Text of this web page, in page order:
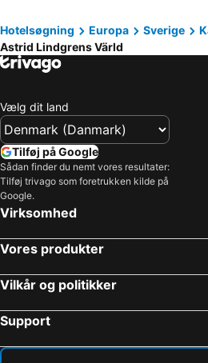
Kolmårdens djurpark
Husqvarna Fabriksmuseum
Jönköping Central
Gotland County Museum and Fornsalen
Kalmar Airport
Katthult
Gamla Linköping
Bergs slussar
Växjö Småland Airport
Hälleviks havsbad
Sofia Kyrka
Stockholm Skavsta Airport
Båtsmansstugorna
Hotelsøgning Europa Sverige
Astrid Lindgrens Värld
Vælg dit land
Tilføj på Google
Sådan finder du nemt vores resultater:
Tilføj trivago som foretrukken kilde på
Google.
Virksomhed
Vores produkter
Vilkår og politikker
Support